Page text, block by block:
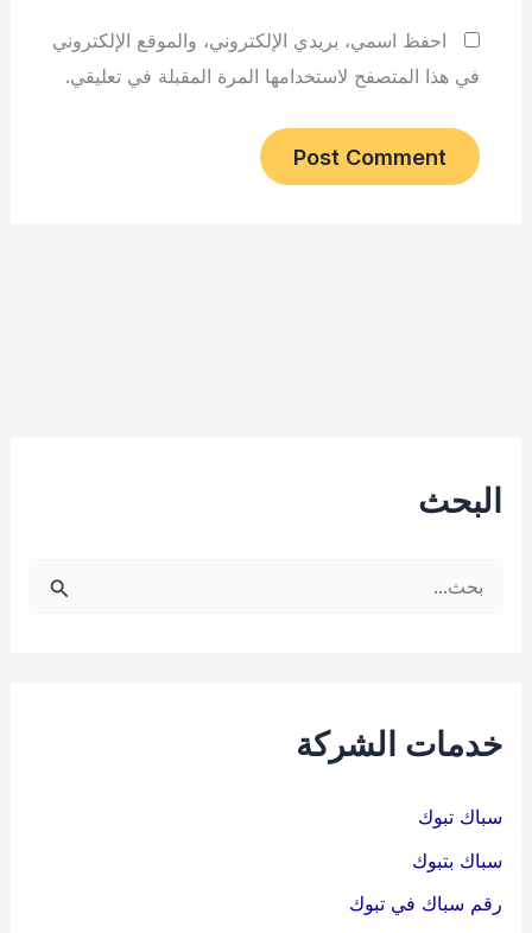
احفظ اسمي، بريدي الإلكتروني، والموقع الإلكتروني
في هذا المتصفح لاستخدامها المرة المقبلة في تعليقي.
البحث
خدمات الشركة
سباك تبوك
سباك بتبوك
رقم سباك في تبوك